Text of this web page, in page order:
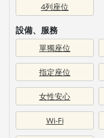
4列座位
設備、服務
單獨座位
指定座位
女性安心
Wi-Fi